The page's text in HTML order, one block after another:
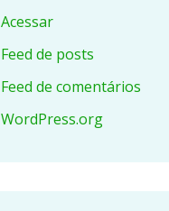
Acessar
Feed de posts
Feed de comentários
WordPress.org